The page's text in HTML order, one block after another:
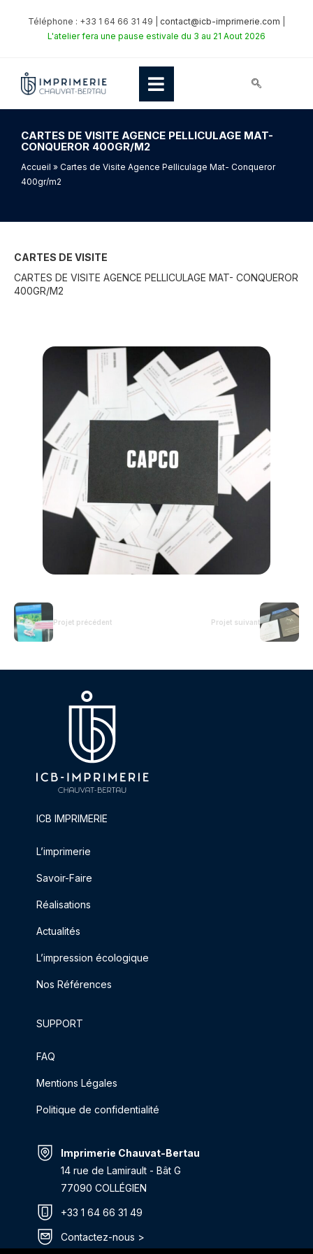
Téléphone : +33 1 64 66 31 49 | contact@icb-imprimerie.com
L'atelier fera une pause estivale du 3 au 21 Aout 2026
CARTES DE VISITE AGENCE PELLICULAGE MAT-
CONQUEROR 400GR/M2
Accueil » Cartes de Visite Agence Pelliculage Mat- Conqueror
400gr/m2
CARTES DE VISITE
CARTES DE VISITE AGENCE PELLICULAGE MAT- CONQUEROR
400GR/M2
Projet précédent Projet suivant
ICB IMPRIMERIE
L’imprimerie
Savoir-Faire
Réalisations
Actualités
L’impression écologique
Nos Références
SUPPORT
FAQ
Mentions Légales
Politique de confidentialité
Imprimerie Chauvat-Bertau
14 rue de Lamirault - Bât G
77090 COLLÉGIEN
+33 1 64 66 31 49
Contactez-nous >